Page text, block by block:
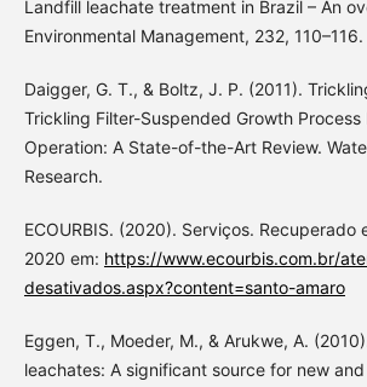
Landfill leachate treatment in Brazil – An
Environmental Management, 232, 110–116.
Daigger, G. T., & Boltz, J. P. (2011).
Trickling Filter-Suspended Growth Process
Operation: A State-of-the-Art Review.
Research.
ECOURBIS. (2020). Serviços.
2020 em: https://www.ecourbis.com.br/
desativados.aspx?content=santo-amaro
Eggen, T., Moeder, M., & Arukwe, A.
leachates: A significant source for new